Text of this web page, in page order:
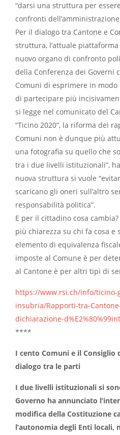
“darsi una struttura per
confronti
Per il dialogo tra Cantone e
struttura, l’attuale
nuovo organo di confronto
della Conferenza dei Governi
Comuni di esprimere in
di partecipare più
si legge nel comunicato del
“Ticino 2020”, la riforma dei
Comuni non è dunque più
una fotografia su quello che
tra i due livelli istituzionali”,
nuova struttura si vuole
scaricano gli oneri sull’altro
responsabilità politica”.
E per il cittadino cosa
più chiarezza su chi fa cosa e
elemento di equivalenza
imposte al Comune è per
al Cantone è per altri tipi di
https://www.rsi.ch/info/ticino-
insubria/Rapporti-tra-
dichiarazione-
****
I cento Comuni e il Consiglio
dialogo tra le parti
I due livelli istituzionali si
Governo ha annunciato
modifica della Costituzione
l’autonomia degli Enti locali,